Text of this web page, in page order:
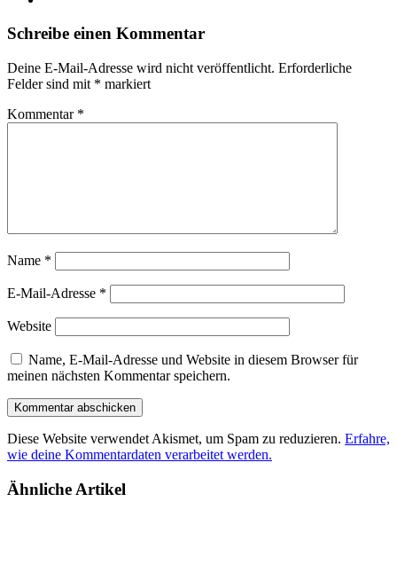
Schreibe einen Kommentar
Deine E-Mail-Adresse wird nicht veröffentlicht. Erforderliche
Felder sind mit * markiert
Kommentar *
Name *
E-Mail-Adresse *
Website
Name, E-Mail-Adresse und Website in diesem Browser für
meinen nächsten Kommentar speichern.
Diese Website verwendet Akismet, um Spam zu reduzieren. Erfahre,
wie deine Kommentardaten verarbeitet werden.
Ähnliche Artikel